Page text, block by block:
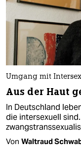
Umgang mit
Aus der Haut
In Deutschland
die intersexuell
Von Waltraud